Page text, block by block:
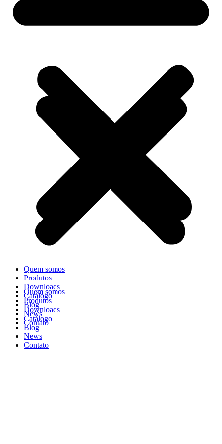
Quem somos
Produtos
Downloads
Catálogo
Blog
News
Contato
Quem somos
Produtos
Downloads
Catálogo
Blog
News
Contato